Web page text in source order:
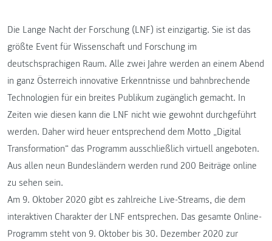
Die Lange Nacht der Forschung (LNF) ist einzigartig. Sie ist das
größte Event für Wissenschaft und Forschung im
deutschsprachigen Raum. Alle zwei Jahre werden an einem Abend
in ganz Österreich innovative Erkenntnisse und bahnbrechende
Technologien für ein breites Publikum zugänglich gemacht. In
Zeiten wie diesen kann die LNF nicht wie gewohnt durchgeführt
werden. Daher wird heuer entsprechend dem Motto „Digital
Transformation“ das Programm ausschließlich virtuell angeboten.
Aus allen neun Bundesländern werden rund 200 Beiträge online
zu sehen sein.
Am 9. Oktober 2020 gibt es zahlreiche Live-Streams, die dem
interaktiven Charakter der LNF entsprechen. Das gesamte Online-
Programm steht von 9. Oktober bis 30. Dezember 2020 zur